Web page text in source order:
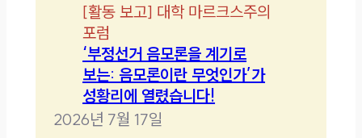
[활동 보고] 대학 마르크스주의
포럼
‘부정선거 음모론을 계기로
보는: 음모론이란 무엇인가’가
성황리에 열렸습니다!
2026년 7월 17일